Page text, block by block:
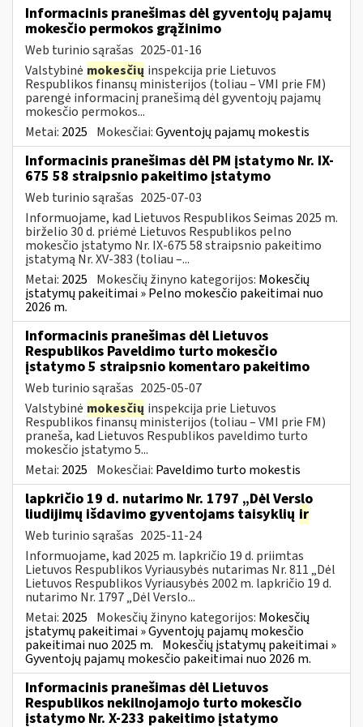
Informacinis pranešimas dėl gyventojų pajamų
mokesčio permokos grąžinimo
Web turinio sąrašas 2025-01-16
Valstybinė mokesčių inspekcija prie Lietuvos
Respublikos finansų ministerijos (toliau – VMI prie FM)
parengė informacinį pranešimą dėl gyventojų pajamų
mokesčio permokos...
Metai: 2025 Mokesčiai:Gyventojų pajamų mokestis
Informacinis pranešimas dėl PM įstatymo Nr. IX-
675 58 straipsnio pakeitimo įstatymo
Web turinio sąrašas 2025-07-03
Informuojame, kad Lietuvos Respublikos Seimas 2025 m.
birželio 30 d. priėmė Lietuvos Respublikos pelno
mokesčio įstatymo Nr. IX-675 58 straipsnio pakeitimo
įstatymą Nr. XV-383 (toliau –...
Metai: 2025 Mokesčių žinyno kategorijos: Mokesčių
įstatymų pakeitimai » Pelno mokesčio pakeitimai nuo
2026 m.
Informacinis pranešimas dėl Lietuvos
Respublikos Paveldimo turto mokesčio
įstatymo 5 straipsnio komentaro pakeitimo
Web turinio sąrašas 2025-05-07
Valstybinė mokesčių inspekcija prie Lietuvos
Respublikos finansų ministerijos (toliau – VMI prie FM)
praneša, kad Lietuvos Respublikos paveldimo turto
mokesčio įstatymo 5...
Metai: 2025 Mokesčiai: Paveldimo turto mokestis
lapkričio 19 d. nutarimo Nr. 1797 „Dėl Verslo
liudijimų išdavimo gyventojams taisyklių ir
Web turinio sąrašas 2025-11-24
Informuojame, kad 2025 m. lapkričio 19 d. priimtas
Lietuvos Respublikos Vyriausybės nutarimas Nr. 811 „Dėl
Lietuvos Respublikos Vyriausybės 2002 m. lapkričio 19 d.
nutarimo Nr. 1797 „Dėl Verslo...
Metai: 2025 Mokesčių žinyno kategorijos: Mokesčių
įstatymų pakeitimai » Gyventojų pajamų mokesčio
pakeitimai nuo 2025 m. Mokesčių įstatymų pakeitimai »
Gyventojų pajamų mokesčio pakeitimai nuo 2026 m.
Informacinis pranešimas dėl Lietuvos
Respublikos nekilnojamojo turto mokesčio
įstatymo Nr. X-233 pakeitimo įstatymo